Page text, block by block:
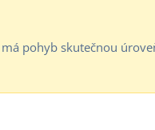
pohyb skutečnou